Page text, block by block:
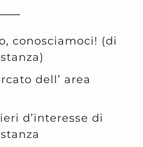
conosciamoci! (di
dell’ area
d’interesse di